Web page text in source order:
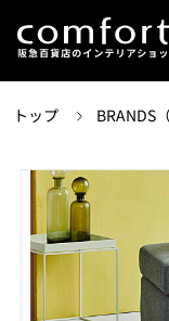
トップ BRANDS